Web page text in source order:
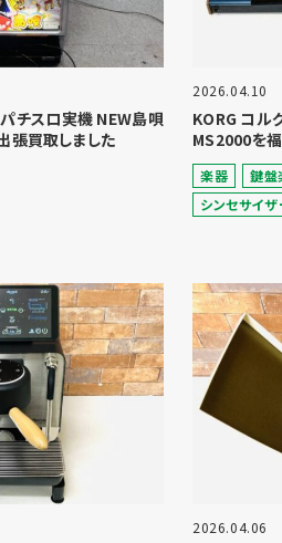
チスロ実機 NEW島唄
張買取しました
2026.04.10
KORG コル
MS2000を
楽器
鍵盤
シンセサイザ
2026.04.06